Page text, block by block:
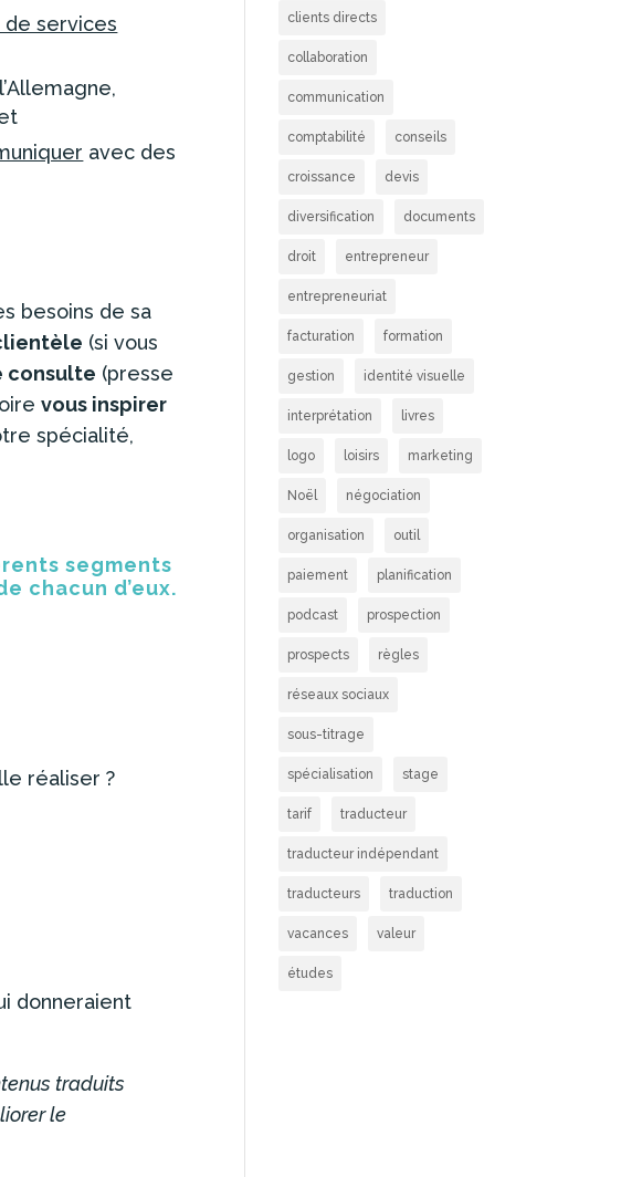
de services
avec des
besoins de sa
(si vous
consulte (presse
vous inspirer
spécialité,
segments
chacun d’eux.
réaliser ?
donneraient
traduits
le
clients directs
collaboration
communication
comptabilité conseils
croissance devis
diversification documents
droit entrepreneur
entrepreneuriat
facturation formation
gestion identité visuelle
interprétation livres
logo loisirs marketing
Noël négociation
organisation outil
paiement planification
podcast prospection
prospects règles
réseaux sociaux
sous-titrage
spécialisation stage
tarif traducteur
traducteur indépendant
traducteurs traduction
vacances valeur
études